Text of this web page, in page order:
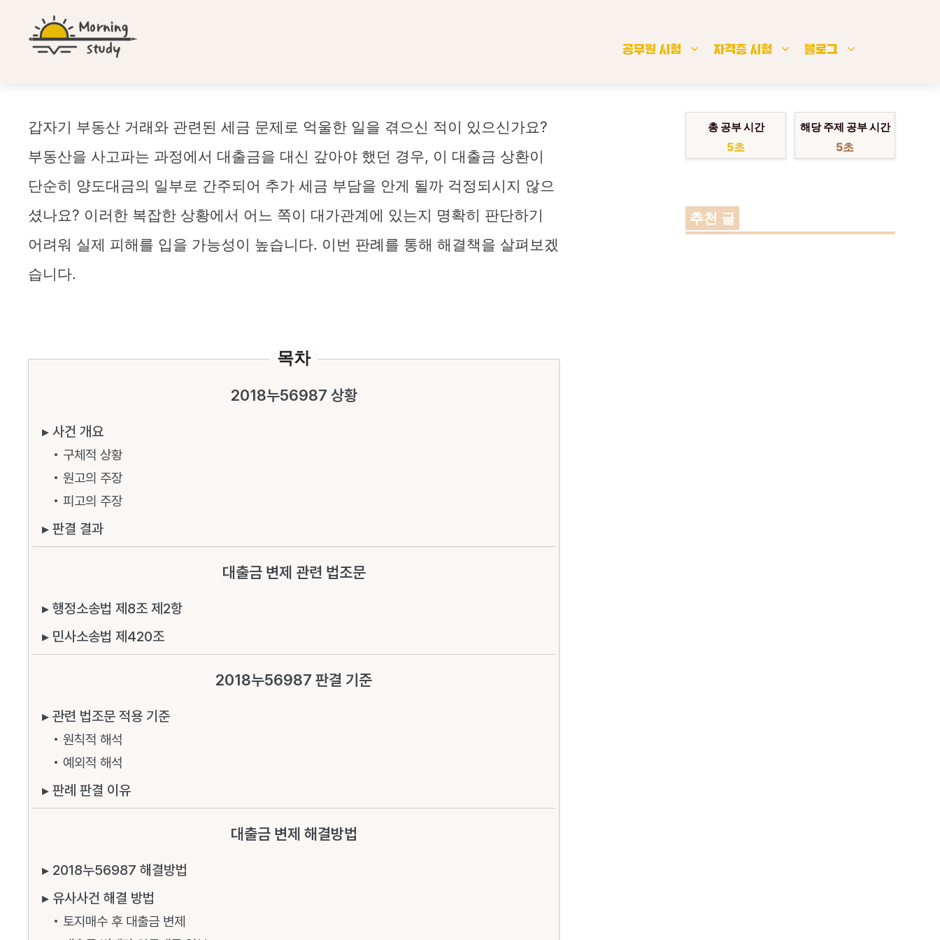
공무원 시험 자격증 시험 블로그
갑자기 부동산 거래와 관련된 세금 문제로 억울한 일을 겪으신 적이 있으신가요?
부동산을 사고파는 과정에서 대출금을 대신 갚아야 했던 경우, 이 대출금 상환이
단순히 양도대금의 일부로 간주되어 추가 세금 부담을 안게 될까 걱정되시지 않으
셨나요? 이러한 복잡한 상황에서 어느 쪽이 대가관계에 있는지 명확히 판단하기
어려워 실제 피해를 입을 가능성이 높습니다. 이번 판례를 통해 해결책을 살펴보겠
습니다.
목차
2018누56987 상황
▸ 사건 개요
• 구체적 상황
• 원고의 주장
• 피고의 주장
▸ 판결 결과
대출금 변제 관련 법조문
▸ 행정소송법 제8조 제2항
▸ 민사소송법 제420조
2018누56987 판결 기준
▸ 관련 법조문 적용 기준
• 원칙적 해석
• 예외적 해석
▸ 판례 판결 이유
대출금 변제 해결방법
▸ 2018누56987 해결방법
▸ 유사사건 해결 방법
• 토지매수 후 대출금 변제
총 공부 시간
6초
해당 주제 공부 시간
6초
추천 글